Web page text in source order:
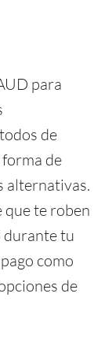
para
de
de
alternativas.
que te roben
durante tu
como
de